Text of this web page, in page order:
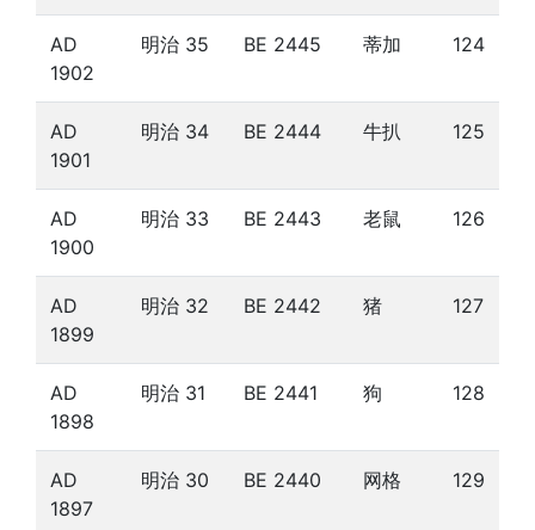
AD
1902
明治 35 BE 2445 蒂加 124
AD
1901
明治 34 BE 2444 牛扒 125
AD
1900
明治 33 BE 2443 老鼠 126
AD
1899
明治 32 BE 2442 猪 127
AD
1898
明治 31 BE 2441 狗 128
AD
1897
明治 30 BE 2440 网格 129